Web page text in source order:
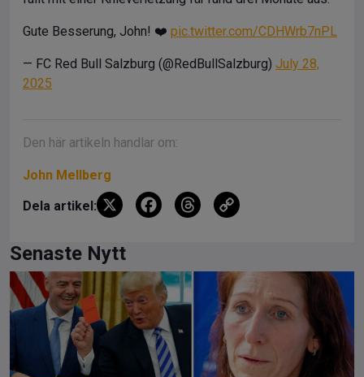
Gute Besserung, John! ❤️ pic.twitter.com/CDHWrb7nPL
— FC Red Bull Salzburg (@RedBullSalzburg) July 28,
2025
Den här artikeln handlar om:
John Mellberg
Dela artikel:
X
F
b
o
o
k
T
d
s
Li
n
k
Senaste Nytt